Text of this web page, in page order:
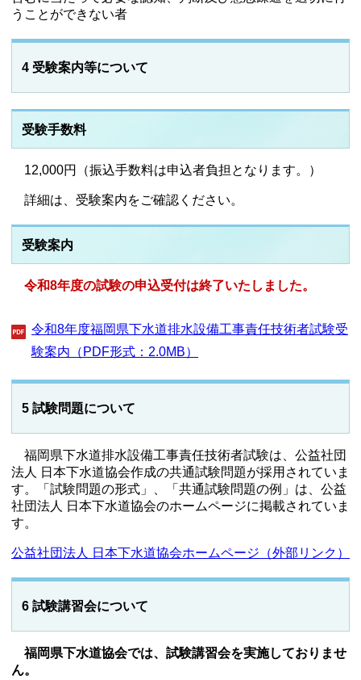
うことができない者
4 受験案内等について
受験手数料
12,000円（振込手数料は申込者負担となります。）
詳細は、受験案内をご確認ください。
受験案内
令和8年度の試験の申込受付は終了いたしました。
令和8年度福岡県下水道排水設備工事責任技術者試験受
験案内（PDF形式：2.0MB）
5 試験問題について
福岡県下水道排水設備工事責任技術者試験は、公益社団
法人 日本下水道協会作成の共通試験問題が採用されていま
す。「試験問題の形式」、「共通試験問題の例」は、公益
社団法人 日本下水道協会のホームページに掲載されていま
す。
公益社団法人 日本下水道協会ホームページ（外部リンク）
6 試験講習会について
福岡県下水道協会では、試験講習会を実施しておりませ
ん。